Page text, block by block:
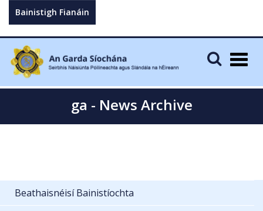
Bainistigh Fianáin
ga - News Archive
Beathaisnéisí Bainistíochta